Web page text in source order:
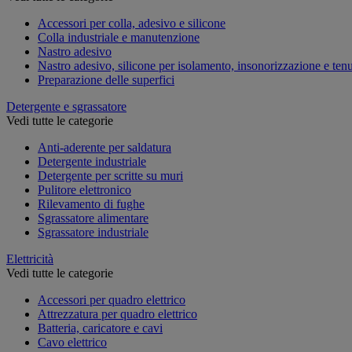
Accessori per colla, adesivo e silicone
Colla industriale e manutenzione
Nastro adesivo
Nastro adesivo, silicone per isolamento, insonorizzazione e
Preparazione delle superfici
Detergente e sgrassatore
Vedi tutte le categorie
Anti-aderente per saldatura
Detergente industriale
Detergente per scritte su muri
Pulitore elettronico
Rilevamento di fughe
Sgrassatore alimentare
Sgrassatore industriale
Elettricità
Vedi tutte le categorie
Accessori per quadro elettrico
Attrezzatura per quadro elettrico
Batteria, caricatore e cavi
Cavo elettrico